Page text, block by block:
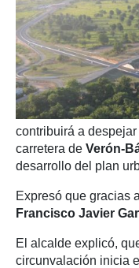
contribuirá a
carretera de Verón-
desarrollo del plan
Expresó que gracias
Francisco Javier
El alcalde explicó,
circunvalación inicia